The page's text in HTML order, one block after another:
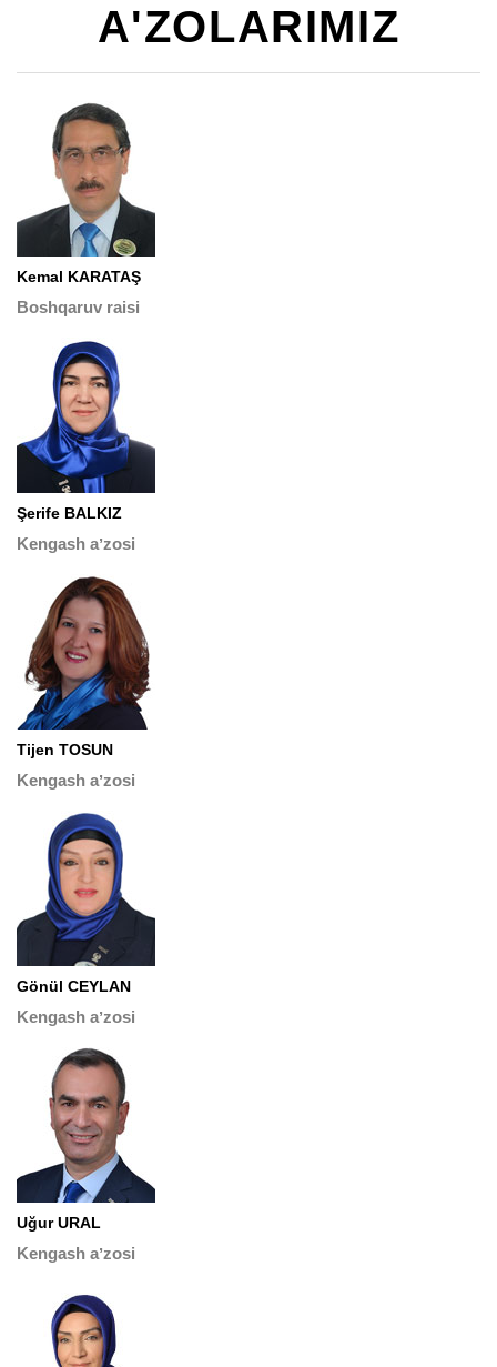
A'ZOLARIMIZ
Kemal KARATAŞ
Boshqaruv raisi
Şerife BALKIZ
Kengash aʼzosi
Tijen TOSUN
Kengash aʼzosi
Gönül CEYLAN
Kengash aʼzosi
Uğur URAL
Kengash aʼzosi